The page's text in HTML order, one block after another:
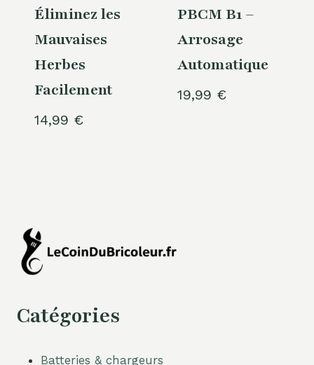
Éliminez les
Mauvaises
Herbes
Facilement
14,99 €
PBCM B1 –
Arrosage
Automatique
19,99 €
Catégories
Batteries & chargeurs